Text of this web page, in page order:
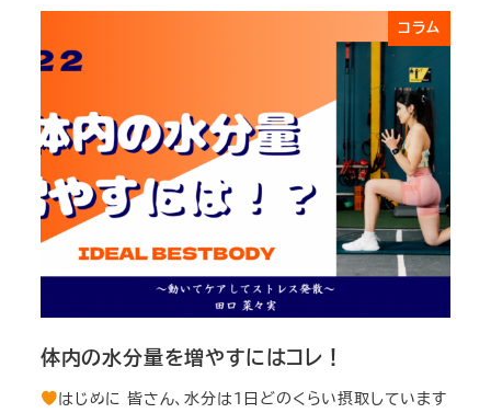
コラム
体内の水分量を増やすにはコレ！
はじめに 皆さん、水分は１日どのくらい摂取しています